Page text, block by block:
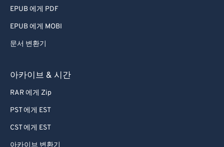
EPUB 에게 PDF
EPUB 에게 MOBI
문서 변환기
아카이브 & 시간
RAR 에게 Zip
PST 에게 EST
CST 에게 EST
아카이브 변환기